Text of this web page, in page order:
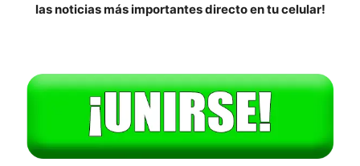
las noticias más importantes directo en tu celular!